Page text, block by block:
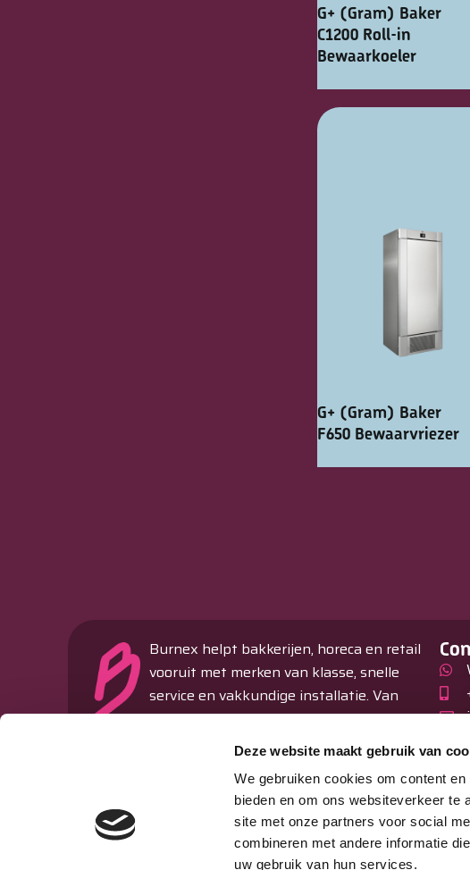
Deze website maakt gebruik van
We gebruiken cookies om content
bieden en om ons websiteverkeer te
site met onze partners voor social
combineren met andere informatie
uw gebruik van hun services.
G+ (Gram) Baker
C1200 Roll-in
Bewaarkoeler
G+ (Gram) Baker
F650 Bewaarvriezer
Burnex helpt bakkerijen, horeca en retail
vooruit met merken van klasse, snelle
service en vakkundige installatie. Van
ovens en koeltechniek tot machines en
verkoopautomaten – alles onder één
Passie & Performance sinds 1977
Storing melden